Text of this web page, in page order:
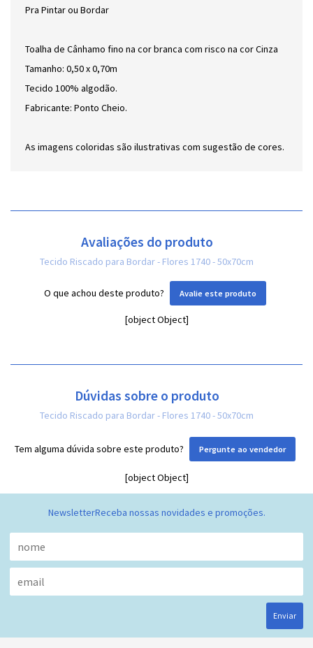
Pra Pintar ou Bordar
Toalha de Cânhamo fino na cor branca com risco na cor Cinza
Tamanho: 0,50 x 0,70m
Tecido 100% algodão.
Fabricante: Ponto Cheio.
As imagens coloridas são ilustrativas com sugestão de cores.
Avaliações do produto
Tecido Riscado para Bordar - Flores 1740 - 50x70cm
O que achou deste produto? Avalie este produto
[object Object]
Dúvidas sobre o produto
Tecido Riscado para Bordar - Flores 1740 - 50x70cm
Tem alguma dúvida sobre este produto? Pergunte ao vendedor
[object Object]
NewsletterReceba nossas novidades e promoções.
Enviar